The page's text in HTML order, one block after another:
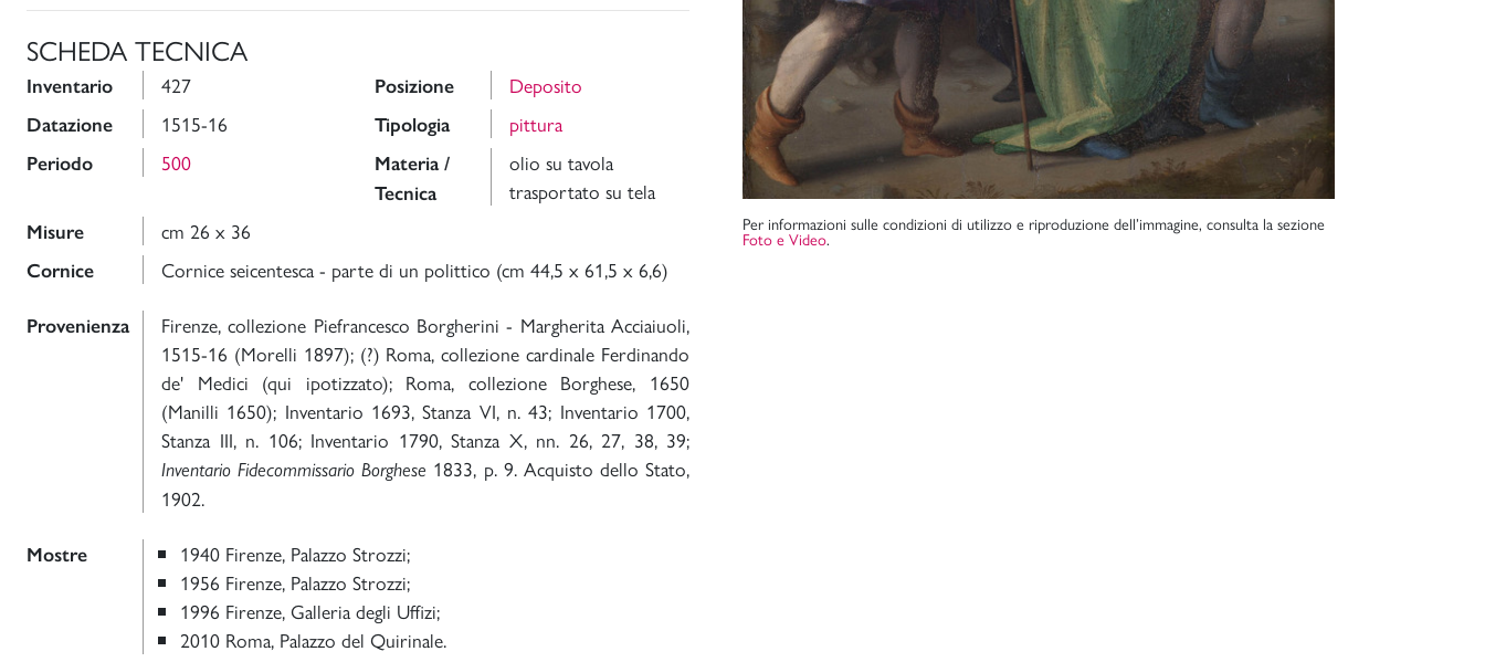
SCHEDA TECNICA
Inventario 427 Posizione Deposito
Datazione 1515-16 Tipologia pittura
Periodo 500
Materia /
Tecnica
olio su tavola
trasportato su tela
Misure cm 26 x 36
Cornice Cornice seicentesca - parte di un polittico (cm 44,5 x 61,5 x 6,6)
Provenienza
Firenze, collezione Piefrancesco Borgherini - Margherita Acciaiuoli,
1515-16 (Morelli 1897); (?) Roma, collezione cardinale Ferdinando
de' Medici (qui ipotizzato); Roma, collezione Borghese, 1650
(Manilli 1650); Inventario 1693, Stanza VI, n. 43; Inventario 1700,
Stanza III, n. 106; Inventario 1790, Stanza X, nn. 26, 27, 38, 39;
Inventario Fidecommissario Borghese 1833, p. 9. Acquisto dello Stato,
1902.
Mostre
1940 Firenze, Palazzo Strozzi;
1956 Firenze, Palazzo Strozzi;
1996 Firenze, Galleria degli Uffizi;
2010 Roma, Palazzo del Quirinale.
Per informazioni sulle condizioni di utilizzo e riproduzione dell’immagine, consulta la sezione
Foto e Video.